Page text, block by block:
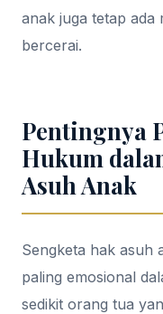
anak juga tetap ada
bercerai.
Pentingnya
Hukum
Asuh Anak
Sengketa hak asuh
paling emosional
sedikit orang tua